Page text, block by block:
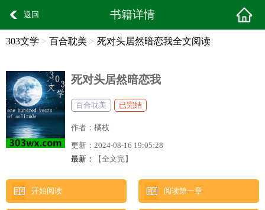
返回 书籍详情
303文学 > 百合耽美 > 死对头居然暗恋我全文阅读
死对头居然暗恋我
百合耽美 已完结
作者： 橘枝
更新： 2024-08-16 19:05:28
最新：
【全文完】
开始阅读 阅读第一章